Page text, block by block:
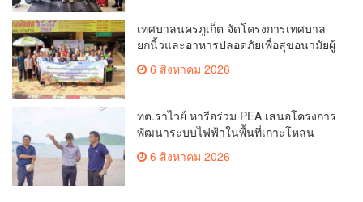
เทศบาลนครภูเก็ต จัดโครงการเทศบาล
ยกนิ้วและอาหารปลอดภัยเพื่อสุขอนามัยผู้
บริโภค
6 สิงหาคม 2026
ทต.ราไวย์ หารือร่วม PEA เสนอโครงการ
พัฒนาระบบไฟฟ้าในพื้นที่เกาะโหลน
6 สิงหาคม 2026